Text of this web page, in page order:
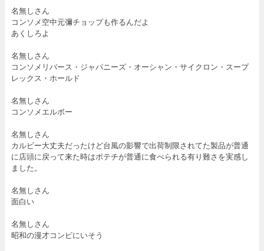
名無しさん
コンソメ空中元彌チョップも作るんだよ
あくしろよ
名無しさん
コンソメリバース・ジャパニーズ・オーシャン・サイクロン・スープ
レックス・ホールド
名無しさん
コンソメエルボー
名無しさん
カルビー大丈夫だったけど台風の影響で出荷制限されてた製品が普通
に店頭に戻って来た時はポテチが普通に食べられる有り難さを実感し
ました。
名無しさん
面白い
名無しさん
昭和の漫才コンビにいそう